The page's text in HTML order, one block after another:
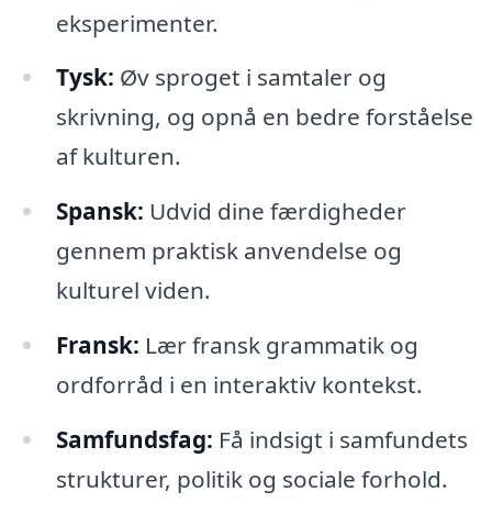
eksperimenter.
Tysk: Øv sproget i samtaler og
skrivning, og opnå en bedre forståelse
af kulturen.
Spansk: Udvid dine færdigheder
gennem praktisk anvendelse og
kulturel viden.
Fransk: Lær fransk grammatik og
ordforråd i en interaktiv kontekst.
Samfundsfag: Få indsigt i samfundets
strukturer, politik og sociale forhold.